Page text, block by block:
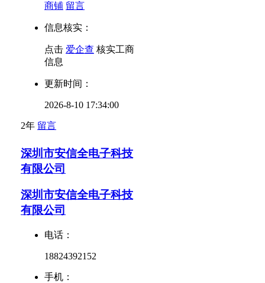
商铺 留言
信息核实：
点击 爱企查 核实工商
信息
更新时间：
2026-8-10 17:34:00
2年 留言
深圳市安信全电子科技
有限公司
深圳市安信全电子科技
有限公司
电话：
18824392152
手机：